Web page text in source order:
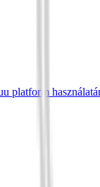
platform